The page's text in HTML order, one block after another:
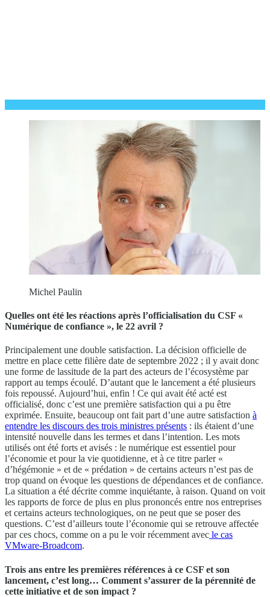
Michel Paulin
Quelles ont été les réactions après l’officialisation du CSF «
Numérique de confiance », le 22 avril ?
Principalement une double satisfaction. La décision officielle de
mettre en place cette filière date de septembre 2022 ; il y avait donc
une forme de lassitude de la part des acteurs de l’écosystème par
rapport au temps écoulé. D’autant que le lancement a été plusieurs
fois repoussé. Aujourd’hui, enfin ! Ce qui avait été acté est
officialisé, donc c’est une première satisfaction qui a pu être
exprimée. Ensuite, beaucoup ont fait part d’une autre satisfaction à
entendre les discours des trois ministres présents : ils étaient d’une
intensité nouvelle dans les termes et dans l’intention. Les mots
utilisés ont été forts et avisés : le numérique est essentiel pour
l’économie et pour la vie quotidienne, et à ce titre parler «
d’hégémonie » et de « prédation » de certains acteurs n’est pas de
trop quand on évoque les questions de dépendances et de confiance.
La situation a été décrite comme inquiétante, à raison. Quand on voit
les rapports de force de plus en plus prononcés entre nos entreprises
et certains acteurs technologiques, on ne peut que se poser des
questions. C’est d’ailleurs toute l’économie qui se retrouve affectée
par ces chocs, comme on a pu le voir récemment avec le cas
VMware-Broadcom.
Trois ans entre les premières références à ce CSF et son
lancement, c’est long… Comment s’assurer de la pérennité de
cette initiative et de son impact ?